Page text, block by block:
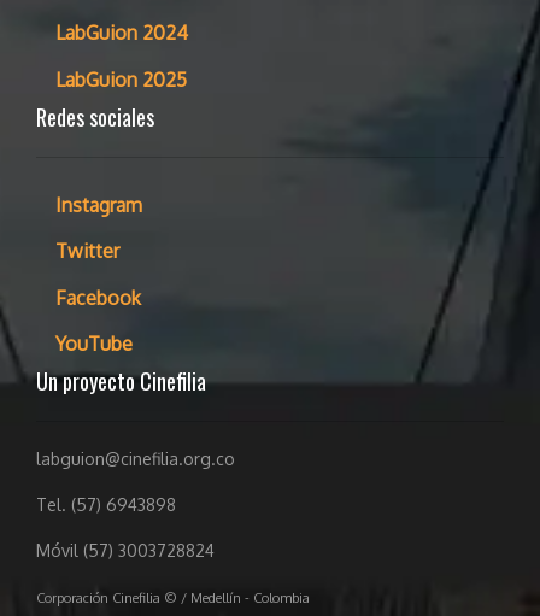
LabGuion 2024
LabGuion 2025
Redes sociales
Instagram
Twitter
Facebook
YouTube
Un proyecto Cinefilia
labguion@cinefilia.org.co
Tel. (57) 6943898
Móvil (57) 3003728824
Corporación Cinefilia © / Medellín - Colombia